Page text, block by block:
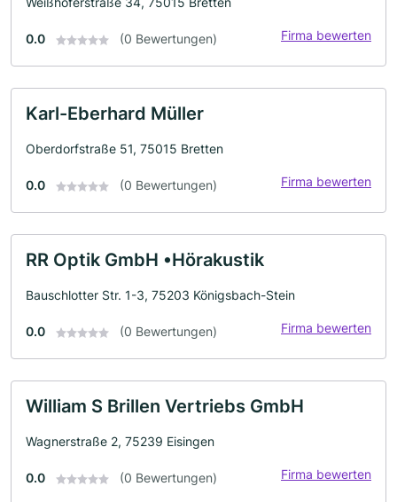
0.0 (0 Bewertungen) Firma bewerten
Karl-Eberhard Müller
Oberdorfstraße 51, 75015 Bretten
0.0 (0 Bewertungen) Firma bewerten
RR Optik GmbH •Hörakustik
Bauschlotter Str. 1-3, 75203 Königsbach-Stein
0.0 (0 Bewertungen) Firma bewerten
William S Brillen Vertriebs GmbH
Wagnerstraße 2, 75239 Eisingen
0.0 (0 Bewertungen) Firma bewerten